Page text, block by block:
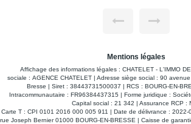
Mentions légales
Affichage des informations légales : CHATELET - L'IMMO
sociale : AGENCE CHATELET | Adresse siège social : 90
Bresse | Siret : 38443731500037 | RCS : BOURG-EN-
Intracommunautaire : FR96384437315 | Forme juridique :
Capital social : 21 342 | Assurance RCP :
Carte T : CPI 0101 2016 000 005 911 | Date de délivrance : 2022-
rue Joseph Bernier 01000 BOURG-EN-BRESSE | Caisse de